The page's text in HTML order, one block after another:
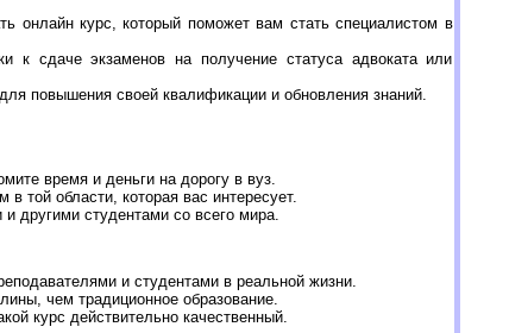
онлайн курс, который поможет вам стать специалистом в
к сдаче экзаменов на получение статуса адвоката или
повышения своей квалификации и обновления знаний.
время и деньги на дорогу в вуз.
той области, которая вас интересует.
другими студентами со всего мира.
и студентами в реальной жизни.
чем традиционное образование.
курс действительно качественный.